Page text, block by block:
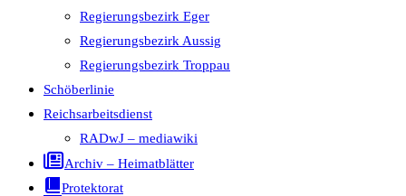
Regierungsbezirk Eger
Regierungsbezirk Aussig
Regierungsbezirk Troppau
Schöberlinie
Reichsarbeitsdienst
RADwJ – mediawiki
Archiv – Heimatblätter
Protektorat